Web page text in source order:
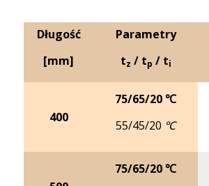
Długość
[mm]
Parametry
tz / tp / ti
400
75/65/20 ℃
55/45/20 ℃
75/65/20 ℃